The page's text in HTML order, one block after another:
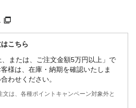
こちら
、または、ご注文金額5万円以上」で
様は、在庫・納期を確認いたしま
わせください。
は、各種ポイントキャンペーン対象外と